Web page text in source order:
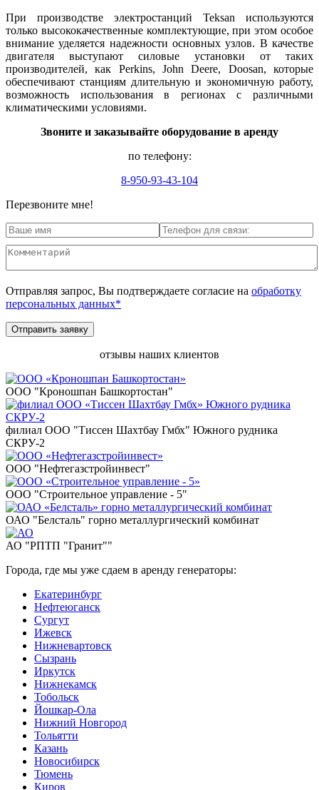
При производстве электростанций Teksan используются
только высококачественные комплектующие, при этом особое
внимание уделяется надежности основных узлов. В качестве
двигателя выступают силовые установки от таких
производителей, как Perkins, John Deere, Doosan, которые
обеспечивают станциям длительную и экономичную работу,
возможность использования в регионах с различными
климатическими условиями.
Звоните и заказывайте оборудование в аренду
по телефону:
8-950-93-43-104
Перезвоните мне!
Отправляя запрос, Вы подтверждаете согласие на обработку
персональных данных*
отзывы наших клиентов
ООО "Кроношпан Башкортостан"
филиал ООО "Тиссен Шахтбау Гмбх" Южного рудника
СКРУ-2
ООО "Нефтегазстройинвест"
ООО "Строительное управление - 5"
ОАО "Белсталь" горно металлургический комбинат
АО "РПТП "Гранит""
Города, где мы уже сдаем в аренду генераторы:
Екатеринбург
Нефтеюганск
Сургут
Ижевск
Нижневартовск
Сызрань
Иркутск
Нижнекамск
Тобольск
Йошкар-Ола
Нижний Новгород
Тольятти
Казань
Новосибирск
Тюмень
Киров